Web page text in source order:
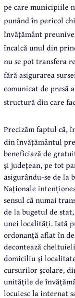
pe care municipiile
punând în pericol
învăţământ
încalcă unul din
nu se pot transfera
fără asigurarea
comunicat de presă
structură din care
Precizăm faptul că,
din învăţământul
beneficiază de
şi judeţean, pe tot
asigurându-se de la
Naționale
sensul că numai
de la bugetul de
unei localități. Iată
ordonanță aflat în
decontează
domiciliu şi
cursurilor şcolare,
unităţile de
locuiesc la internat